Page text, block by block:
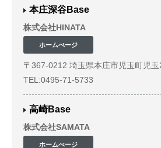
本庄深谷Base
株式会社HINATA
ホームぺージ
〒367-0212 埼玉県本庄市児玉町児玉
TEL:0495-71-5733
高崎Base
株式会社SAMATA
ホームぺージ